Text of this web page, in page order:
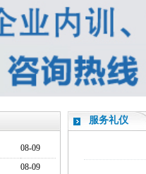
08-09
08-09
服务礼仪